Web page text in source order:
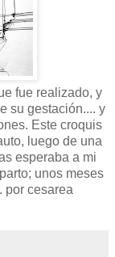
fue realizado, y
su gestación.... y
Este croquis
luego de una
esperaba a mi
unos meses
por cesarea